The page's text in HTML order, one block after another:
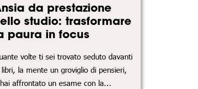
da prestazione
studio: trasformare
paura in focus
volte ti sei trovato seduto davanti
la mente un groviglio di pensieri,
affrontato un esame con la...